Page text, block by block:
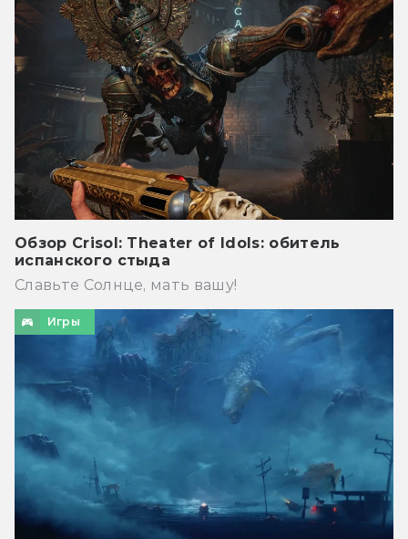
Обзор Crisol: Theater of Idols: обитель
испанского стыда
Славьте Солнце, мать вашу!
Игры